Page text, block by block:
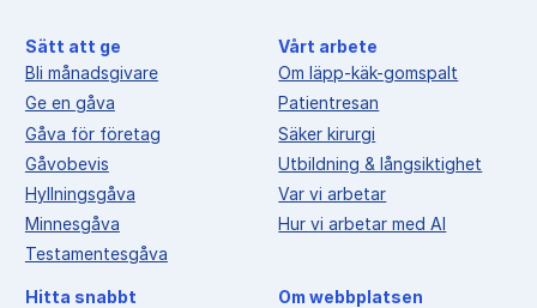
Sätt att ge
Bli månadsgivare
Ge en gåva
Gåva för företag
Gåvobevis
Hyllningsgåva
Minnesgåva
Testamentesgåva
Vårt arbete
Om läpp-käk-gomspalt
Patientresan
Säker kirurgi
Utbildning & långsiktighet
Var vi arbetar
Hur vi arbetar med AI
Hitta snabbt
Om webbplatsen